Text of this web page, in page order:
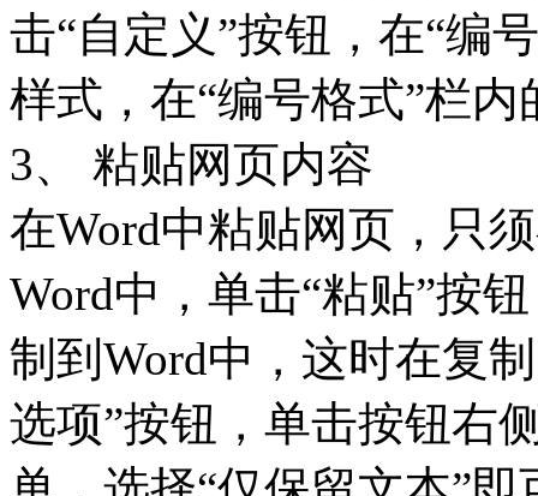
击“自定义”按钮，在“编
样式，在“编号格式”栏内
3、 粘贴网页内容
在Word中粘贴网页，只
Word中，单击“粘贴”按
制到Word中，这时在复
选项”按钮，单击按钮右